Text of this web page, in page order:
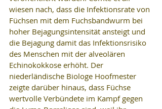
wiesen nach, dass die Infektionsrate von
Füchsen mit dem Fuchsbandwurm bei
hoher Bejagungsintensität ansteigt und
die Bejagung damit das Infektionsrisiko
des Menschen mit der alveolären
Echinokokkose erhöht. Der
niederländische Biologe Hoofmester
zeigte darüber hinaus, dass Füchse
wertvolle Verbündete im Kampf gegen